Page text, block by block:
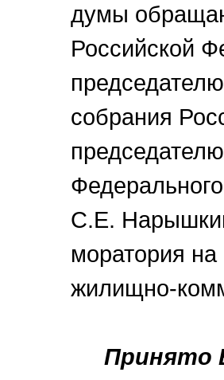
думы
Российской
собрания
С.Е.
моратория
жилищно-
Принято